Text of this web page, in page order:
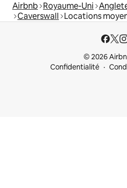
Airbnb Royaume-Uni
Caverswall Locations
© 2026
Confidentialité